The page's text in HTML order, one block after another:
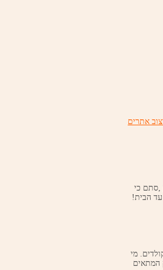
אתרים
,סתם כי
הבית!
מתנות 2.וכמובן לקבל שוקולדים. מי
המתאים